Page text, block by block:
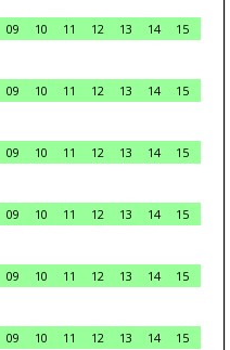
09 10 11 12 13 14
15
09 10 11 12 13 14
15
09 10 11 12 13 14
15
09 10 11 12 13 14
15
09 10 11 12 13 14
15
09 10 11 12 13 14
15